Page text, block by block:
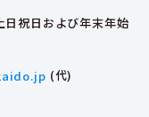
祝日および年末年始
(代)